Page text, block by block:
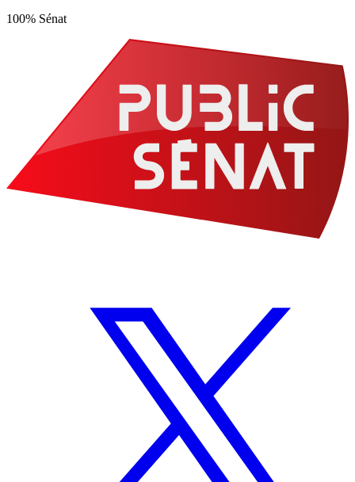
100% Sénat